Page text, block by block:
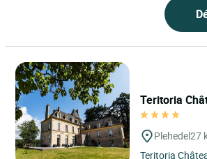
Teritoria
Plehedel27
Teritoria